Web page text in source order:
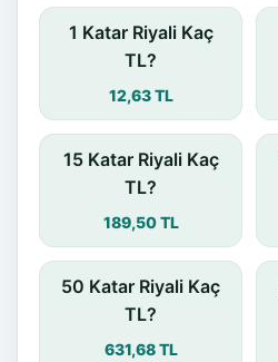
1 Katar Riyali Kaç
TL?
12,63 TL
15 Katar Riyali Kaç
TL?
189,50 TL
50 Katar Riyali Kaç
TL?
631,68 TL